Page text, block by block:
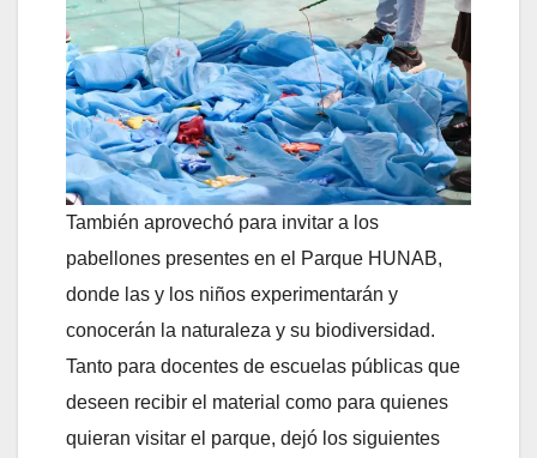
También aprovechó para invitar a los
pabellones presentes en el Parque HUNAB,
donde las y los niños experimentarán y
conocerán la naturaleza y su biodiversidad.
Tanto para docentes de escuelas públicas que
deseen recibir el material como para quienes
quieran visitar el parque, dejó los siguientes